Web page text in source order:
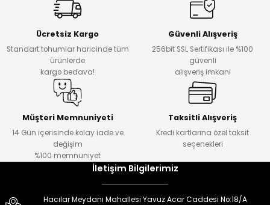
Ücretsiz Kargo
Standart tohumlar haricinde tüm
ürünlerde
kargo bedava!
Güvenli Alışveriş
256bit SSL Sertifikası ile %100
güvenli
alışveriş imkanı
Müşteri Memnuniyeti
14 Gün içerisinde kolay iade ve
değişim
%100 memnuniyet
Taksitli Alışveriş
Kredi kartlarına özel taksit
seçenekleri
İletişim Bilgilerimiz
Hacılar Meydanı Mahallesi Yavuz Acar Caddesi No:18/A